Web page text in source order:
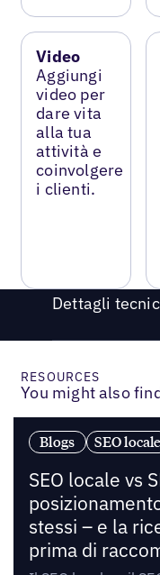
Video
Aggiungi
video per
dare vita
alla tua
attività e
coinvolgere
i clienti.
Dettagli
RESOURCES
You might also
Blogs SEO locale
SEO locale vs
stessi – e la
prima di